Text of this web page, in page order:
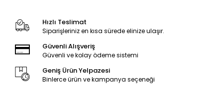
Hızlı Teslimat
Siparişleriniz en kısa sürede elinize ulaşır.
Güvenli Alışveriş
Güvenli ve kolay ödeme sistemi
Geniş Ürün Yelpazesi
Binlerce ürün ve kampanya seçeneği